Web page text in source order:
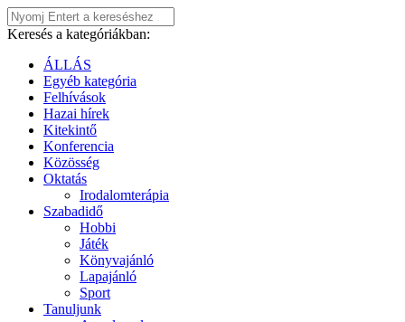
Keresés a kategóriákban:
ÁLLÁS
Egyéb kategória
Felhívások
Hazai hírek
Kitekintő
Konferencia
Közösség
Oktatás
Irodalomterápia
Szabadidő
Hobbi
Játék
Könyvajánló
Lapajánló
Sport
Tanuljunk